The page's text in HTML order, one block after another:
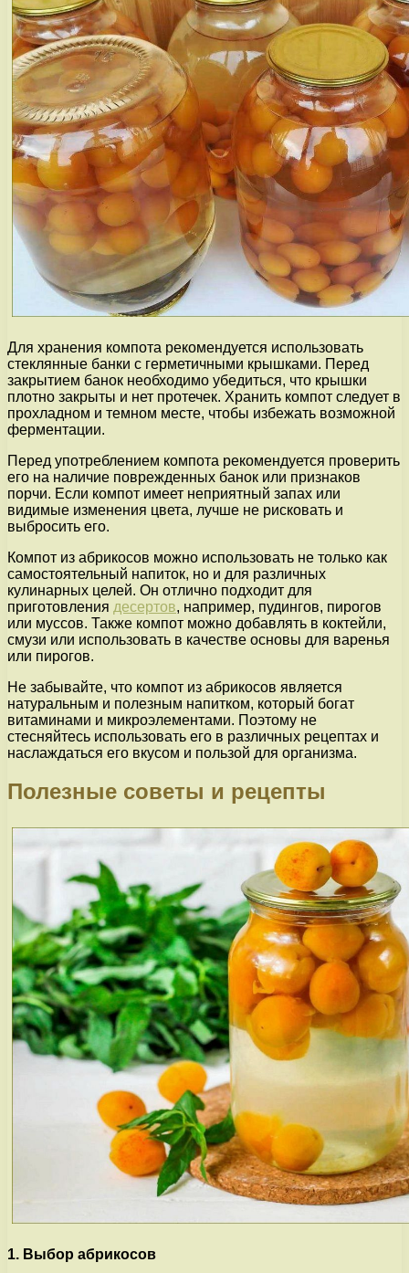
Для хранения компота рекомендуется использовать
стеклянные банки с герметичными крышками. Перед
закрытием банок необходимо убедиться, что крышки
плотно закрыты и нет протечек. Хранить компот следует в
прохладном и темном месте, чтобы избежать возможной
ферментации.
Перед употреблением компота рекомендуется проверить
его на наличие поврежденных банок или признаков
порчи. Если компот имеет неприятный запах или
видимые изменения цвета, лучше не рисковать и
выбросить его.
Компот из абрикосов можно использовать не только как
самостоятельный напиток, но и для различных
кулинарных целей. Он отлично подходит для
приготовления десертов, например, пудингов, пирогов
или муссов. Также компот можно добавлять в коктейли,
смузи или использовать в качестве основы для варенья
или пирогов.
Не забывайте, что компот из абрикосов является
натуральным и полезным напитком, который богат
витаминами и микроэлементами. Поэтому не
стесняйтесь использовать его в различных рецептах и
наслаждаться его вкусом и пользой для организма.
Полезные советы и рецепты
1. Выбор абрикосов